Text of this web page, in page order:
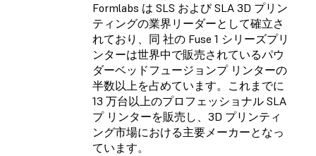
Formlabs は SLS および SLA 3D プリン
ティングの業界リーダーとして確立さ
れており、同 社の Fuse 1 シリーズプリ
ンターは世界中で販売されているパウ
ダーベッドフュージョンプ リンターの
半数以上を占めています。これまでに
13 万台以上のプロフェッショナル SLA
プ リンターを販売し、3D プリンティ
ング市場における主要メーカーとなっ
ています。